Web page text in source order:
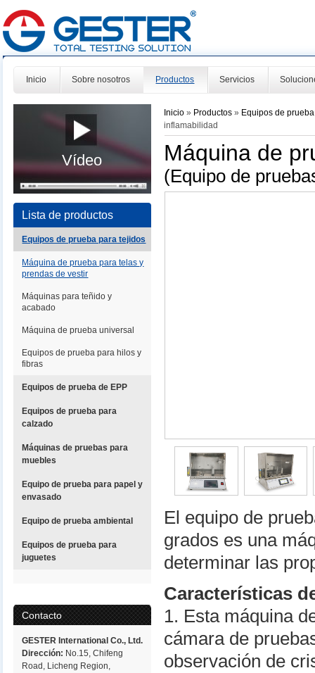
Inicio Sobre nosotros Productos Servicios
Vídeo
Lista de productos
Equipos de prueba para tejidos
Máquina de prueba para telas y
prendas de vestir
Máquinas para teñido y
acabado
Máquina de prueba universal
Equipos de prueba para hilos y
fibras
Equipos de prueba de EPP
Equipos de prueba para
calzado
Máquinas de pruebas para
muebles
Equipo de prueba para papel y
envasado
Equipo de prueba ambiental
Equipos de prueba para
juguetes
Contacto
GESTER International Co., Ltd.
Dirección: No.15, Chifeng
Road, Licheng Region,
Inicio » Productos» Equipos de
inflamabilidad
Máquina de
(Equipo de
El equipo de
grados es una
determinar las
Características
1. Esta máquina
cámara de
observación de